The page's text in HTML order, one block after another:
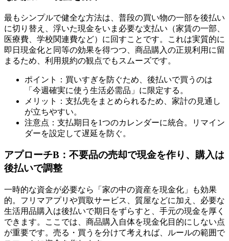
最もシンプルで健全な方法は、普段の買い物の一部を後払い
に切り替え、浮いた現金をいま必要な支払い（家賃の一部、
医療費、学校関連費など）に回すことです。これは実質的に
即日現金化と同等の効果を得つつ、商品購入の正規利用に留
まるため、利用規約の観点でもスムーズです。
ポイント：買いすぎを防ぐため、後払いで買うのは
「今週確実に使う生活必需品」に限定する。
メリット：支払先をまとめられるため、家計の見通し
が立ちやすい。
注意点：支払期日を1つのカレンダーに統合。リマイン
ダーを設定して遅延を防ぐ。
アプローチB：不要品の売却で現金を作り、購入は
後払いで調整
一時的な資金が必要なら「家の中の資産を現金化」も効果
的。フリマアプリや買取サービス、質屋などに加え、必要な
生活用品購入は後払いで期日をずらすと、手元の現金を厚く
できます。ここでは、商品購入自体を現金化目的にしない点
が重要です。売る・買うを分けて考えれば、ルールの範囲で